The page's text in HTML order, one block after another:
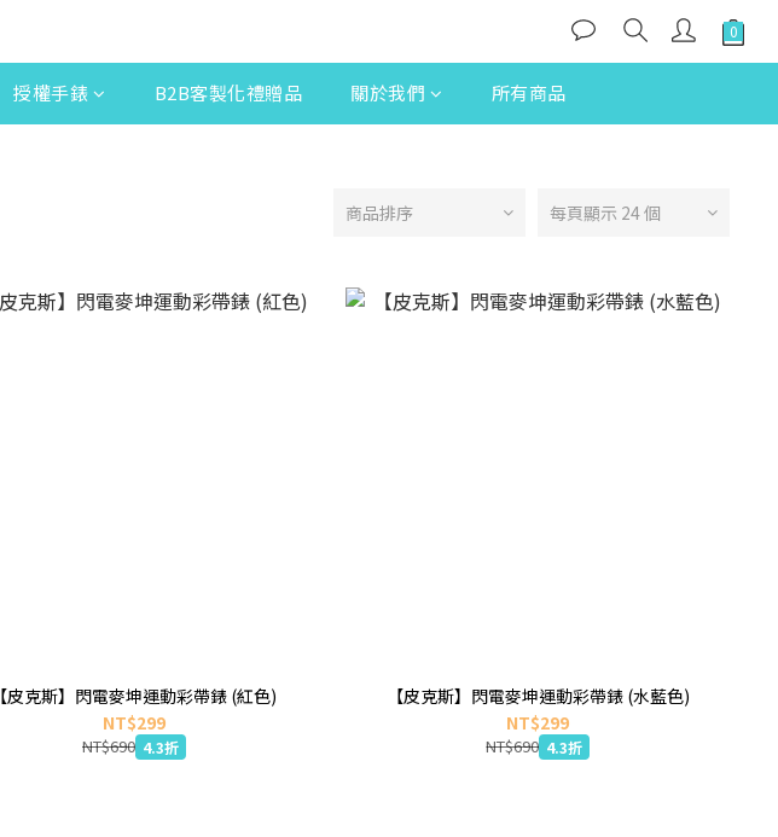
授權手錶 B2B客製化禮贈品 關於我們 所有商品
商品排序 每頁顯示 24 個
【皮克斯】閃電麥坤運動彩帶錶 (紅色)
NT$299
NT$690 4.3折
【皮克斯】閃電麥坤運動彩帶錶 (水藍色)
NT$299
NT$690 4.3折